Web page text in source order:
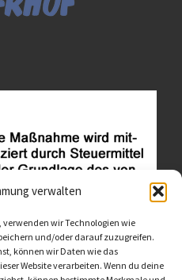
verwalten
verwenden wir Technologien wie
und/oder darauf zuzugreifen.
können wir Daten wie das
Website verarbeiten. Wenn du deine
Projektes "Wachsen lassen
>>>